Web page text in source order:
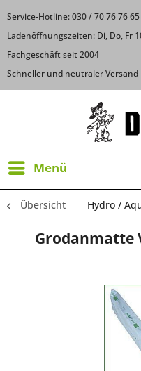
Service-Hotline: 030 / 70 76 76 65
Ladenöffnungszeiten: Di, Do, Fr
Fachgeschäft seit 2004
Schneller und neutraler Versand
Menü
Übersicht Hydro /
Grodanmatte